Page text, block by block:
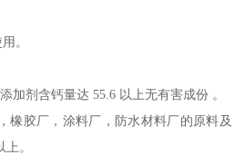
。
加剂含钙量达 55.6 以上无有害成份 。
橡胶厂，涂料厂，防水材料厂的原料及
。